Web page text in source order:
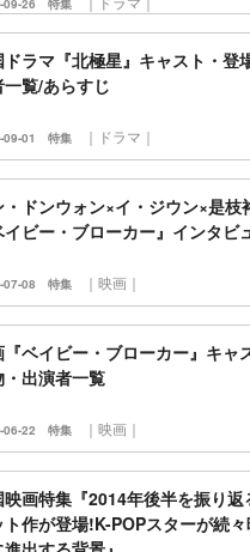
ドラマ『北極星』キャスト・登
一覧/あらすじ
01 特集 ｜ドラマ｜
・ドンウォン×イ・ジウン×是枝
イビー・ブローカー』インタビ
07-08 特集 ｜映画｜
『ベイビー・ブローカー』キャ
・出演者一覧
06-22 特集 ｜映画｜
映画特集『2014年後半を振り
ト作が登場!K-POPスターが続